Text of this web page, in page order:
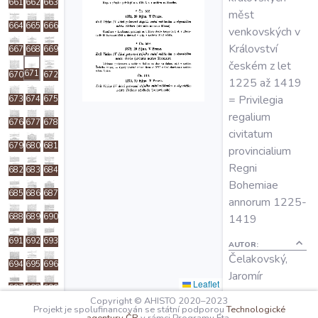
O projektu
Autoři
Nápověda
661 662 663
664 665 666
667 668 669
670671 672
673 674 675
676 677 678
679 680 681
682 683 684
685 686 687
688 689 690
691 692 693
694 695 696
697 698 699
701 702
Leaflet
měst
venkovských v
Království
českém z let
1225 až 1419
= Privilegia
regalium
civitatum
provincialium
Regni
Bohemiae
annorum 1225-
1419
AUTOR:
Čelakovský,
Jaromír
Copyright © AHISTO 2020–2023
Projekt je spolufinancován se státní podporouTechnologické